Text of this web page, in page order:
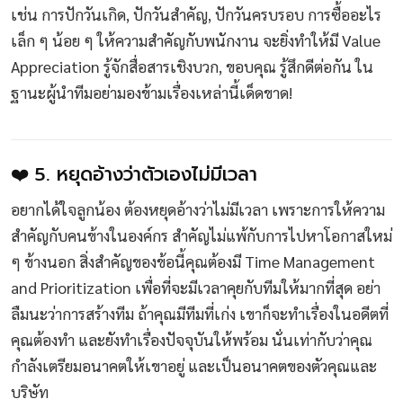
เช่น การปักวันเกิด, ปักวันสำคัญ, ปักวันครบรอบ การซื้ออะไร
เล็ก ๆ น้อย ๆ ให้ความสำคัญกับพนักงาน จะยิ่งทำให้มี Value
Appreciation รู้จักสื่อสารเชิงบวก, ขอบคุณ รู้สึกดีต่อกัน ใน
ฐานะผู้นำทีมอย่ามองข้ามเรื่องเหล่านี้เด็ดขาด!
❤️ 5. หยุดอ้างว่าตัวเองไม่มีเวลา
อยากได้ใจลูกน้อง ต้องหยุดอ้างว่าไม่มีเวลา เพราะการให้ความ
สำคัญกับคนข้างในองค์กร สำคัญไม่แพ้กับการไปหาโอกาสใหม่
ๆ ข้างนอก สิ่งสำคัญของข้อนี้คุณต้องมี Time Management
and Prioritization เพื่อที่จะมีเวลาคุยกับทีมให้มากที่สุด อย่า
ลืมนะว่าการสร้างทีม ถ้าคุณมีทีมที่เก่ง เขาก็จะทำเรื่องในอดีตที่
คุณต้องทำ และยังทำเรื่องปัจจุบันให้พร้อม นั่นเท่ากับว่าคุณ
กำลังเตรียมอนาคตให้เขาอยู่ และเป็นอนาคตของตัวคุณและ
บริษัท